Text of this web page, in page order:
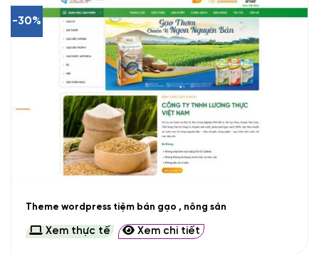
-30%
Theme wordpress tiệm bán gạo , nông sản
Xem thực tế Xem chi tiết